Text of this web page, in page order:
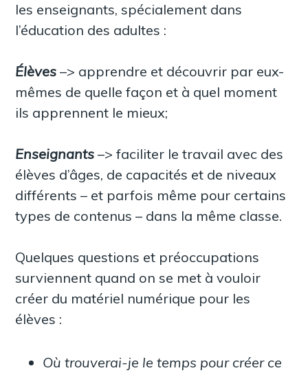
les enseignants, spécialement dans
l’éducation des adultes :
Élèves –> apprendre et découvrir par eux-
mêmes de quelle façon et à quel moment
ils apprennent le mieux;
Enseignants –> faciliter le travail avec des
élèves d’âges, de capacités et de niveaux
différents – et parfois même pour certains
types de contenus – dans la même classe.
Quelques questions et préoccupations
surviennent quand on se met à vouloir
créer du matériel numérique pour les
élèves :
Où trouverai-je le temps pour créer ce